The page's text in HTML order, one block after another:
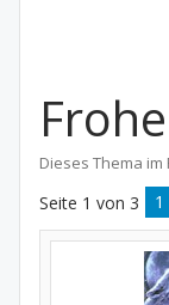
Dieses Thema im
Seite 1 von 3 1